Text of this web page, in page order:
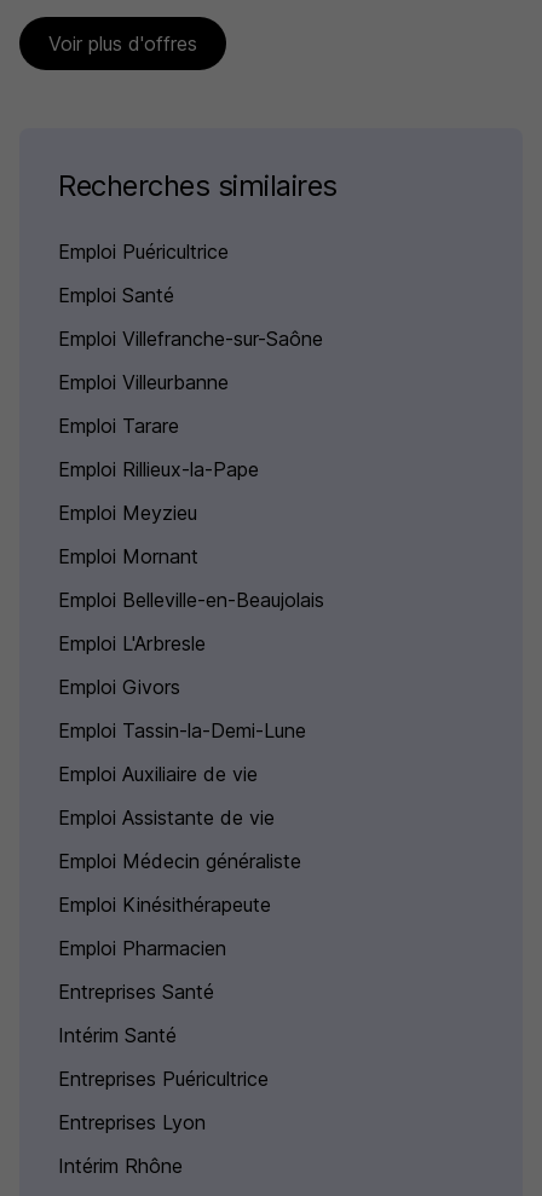
Voir plus d'offres
Recherches similaires
Emploi Puéricultrice
Emploi Santé
Emploi Villefranche-sur-Saône
Emploi Villeurbanne
Emploi Tarare
Emploi Rillieux-la-Pape
Emploi Meyzieu
Emploi Mornant
Emploi Belleville-en-Beaujolais
Emploi L'Arbresle
Emploi Givors
Emploi Tassin-la-Demi-Lune
Emploi Auxiliaire de vie
Emploi Assistante de vie
Emploi Médecin généraliste
Emploi Kinésithérapeute
Emploi Pharmacien
Entreprises Santé
Intérim Santé
Entreprises Puéricultrice
Entreprises Lyon
Intérim Rhône